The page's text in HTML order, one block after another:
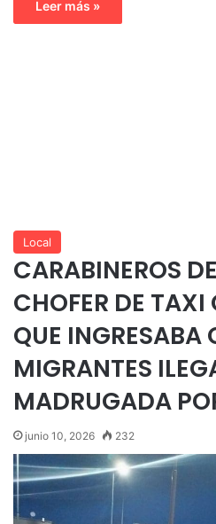
Leer más »
Local
CARABINEROS
CHOFER DE
QUE INGRESABA
MIGRANTES
MADRUGADA
junio 10, 2026 232